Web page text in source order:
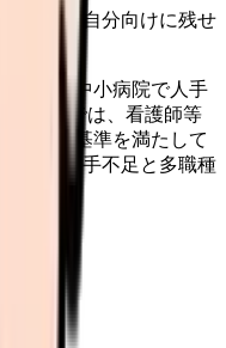
で読む自分向けに残せ
地方・中小病院で人手
査結果では、看護師等
した。基準を満たして
師が人手不足と多職種
ー